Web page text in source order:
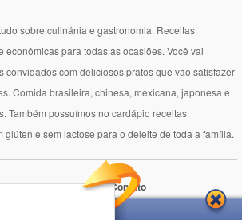
sobre culinánia e gastronomia. Receitas
econômicas para todas as ocasiões. Você vai
convidados com deliciosos pratos que vão satisfazer
Comida brasileira, chinesa, mexicana, japonesa e
Também possuímos no cardápio receitas
glúten e sem lactose para o deleite de toda a família.
de Privacidade Contato